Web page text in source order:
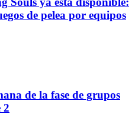
de pelea por equipos
de la fase de grupos
2